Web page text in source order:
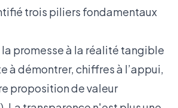
trois piliers fondamentaux
la promesse à la réalité tangible
à démontrer, chiffres à l’appui,
proposition de valeur